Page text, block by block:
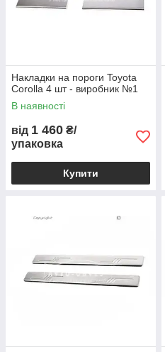
Накладки на пороги Toyota
Corolla 4 шт - виробник №1
В наявності
від 1 460 ₴/
упаковка
Купити